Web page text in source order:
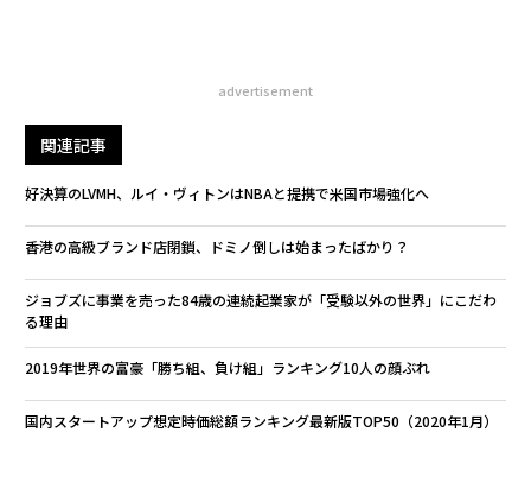
advertisement
関連記事
好決算のLVMH、ルイ・ヴィトンはNBAと提携で米国市場強化へ
香港の高級ブランド店閉鎖、ドミノ倒しは始まったばかり？
ジョブズに事業を売った84歳の連続起業家が「受験以外の世界」にこだわ
る理由
2019年世界の富豪「勝ち組、負け組」ランキング10人の顔ぶれ
国内スタートアップ想定時価総額ランキング最新版TOP50（2020年1月）